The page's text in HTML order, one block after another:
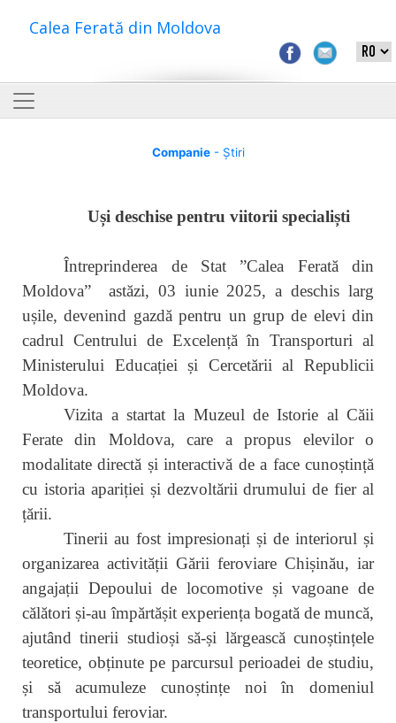
Calea Ferată din Moldova
Companie- Știri
Uși deschise pentru viitorii specialiști
Întreprinderea de Stat ”Calea Ferată din
Moldova” astăzi, 03 iunie 2025, a deschis larg
ușile, devenind gazdă pentru un grup de elevi din
cadrul Centrului de Excelență în Transporturi al
Ministerului Educației și Cercetării al Republicii
Moldova.
Vizita a startat la Muzeul de Istorie al Căii
Ferate din Moldova, care a propus elevilor o
modalitate directă și interactivă de a face cunoștință
cu istoria apariției și dezvoltării drumului de fier al
țării.
Tinerii au fost impresionați și de interiorul și
organizarea activității Gării feroviare Chișinău, iar
angajații Depoului de locomotive și vagoane de
călători și-au împărtășit experiența bogată de muncă,
ajutând tinerii studioși să-și lărgească cunoștințele
teoretice, obținute pe parcursul perioadei de studiu,
și să acumuleze cunoștințe noi în domeniul
transportului feroviar.